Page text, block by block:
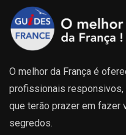
O melhor da França é
profissionais
que terão prazer em fazer
segredos.